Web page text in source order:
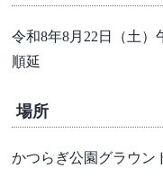
令和8年8月22日（土
順延
場所
かつらぎ公園グラウン